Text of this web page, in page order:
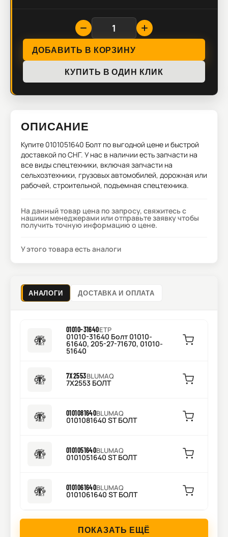
ДОБАВИТЬ В КОРЗИНУ
КУПИТЬ В ОДИН КЛИК
ОПИСАНИЕ
Купите 0101051640 Болт по выгодной цене и быстрой
доставкой по СНГ. У нас в наличии есть запчасти на
все виды спецтехники, включая запчасти на
сельхозтехники, грузовых автомобилей, дорожная или
рабочей, строительной, подъемная спецтехника.
На данный товар цена по запросу, свяжитесь с
нашими менеджерами или отправьте заявку чтобы
получить точную информацию о цене.
У этого товара есть аналоги
АНАЛОГИ ДОСТАВКА И ОПЛАТА
01010-31640ETP
01010-31640 Болт 01010-
61640, 205-27-71670, 01010-
51640
7X2553BLUMAQ
7X2553 БОЛТ
0101081640BLUMAQ
0101081640 ST БОЛТ
0101051640BLUMAQ
0101051640 ST БОЛТ
0101061640BLUMAQ
0101061640 ST БОЛТ
ПОКАЗАТЬ ЕЩЁ